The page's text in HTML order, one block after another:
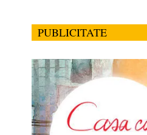
PUBLICITATE